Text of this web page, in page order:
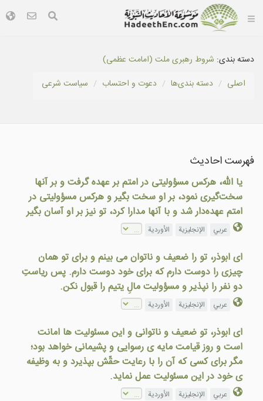
دسته بندی: شروط رهبرى ملت (امامت عظمی)
اصلی
دسته بندى‌ها دعوت و احتساب سياست شرعى
فهرست احادیث
يا الله، هرکس مسؤوليتی در امتم بر عهده گرفت و بر آنها
سخت‌گيری نمود، بر او سخت بگير و هرکس مسؤوليتی در
امتم عهده‌دار شد و با آنها مدارا کرد، تو نيز بر او آسان بگير
عربي الإنجليزية الأوردية
ای ابوذر، تو را ضعيف و ناتوان می بينم و برای تو همان
چيزی را دوست دارم که برای خود دوست دارم. پس رياستِ
دو نفر را نپذير و مسؤوليت مالِ يتيم را قبول نکن.
عربي الإنجليزية الأوردية
ای ابوذر، تو ضعيف و ناتوانی و اين مسئوليت ها امانت
است و روز قيامت مايه ی رسوايی و پشيمانی خواهد بود؛
مگر برای کسی که آن را با رعايت حقّش بپذيرد و به وظيفه
ی خود در اين مسئوليت عمل نمايد.
عربي الإنجليزية الأوردية